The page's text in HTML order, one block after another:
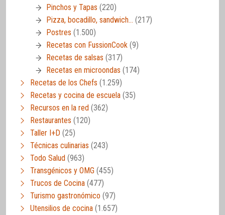
Pinchos y Tapas (220)
Pizza, bocadillo, sandwich… (217)
Postres (1.500)
Recetas con FussionCook (9)
Recetas de salsas (317)
Recetas en microondas (174)
Recetas de los Chefs (1.259)
Recetas y cocina de escuela (35)
Recursos en la red (362)
Restaurantes (120)
Taller I+D (25)
Técnicas culinarias (243)
Todo Salud (963)
Transgénicos y OMG (455)
Trucos de Cocina (477)
Turismo gastronómico (97)
Utensilios de cocina (1.657)